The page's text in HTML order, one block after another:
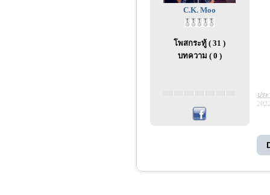
C.K. Moo
โพสกระทู้ ( 31 )
บทความ ( 0 )
ปร